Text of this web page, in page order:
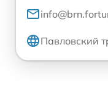
Павловский